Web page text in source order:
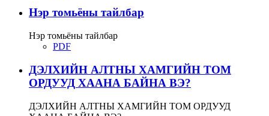
Нэр томьёны тайлбар
Нэр томьёны тайлбар
PDF
ДЭЛХИЙН АЛТНЫ ХАМГИЙН ТОМ
ОРДУУД ХААНА БАЙНА ВЭ?
ДЭЛХИЙН АЛТНЫ ХАМГИЙН ТОМ ОРДУУД